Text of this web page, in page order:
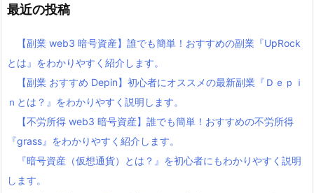
最近の投稿
【副業 web3 暗号資産】誰でも簡単！おすすめの副業『UpRock
とは』をわかりやすく紹介します。
【副業 おすすめ Depin】初心者にオススメの最新副業『Ｄｅｐｉ
ｎとは？』をわかりやすく説明します。
【不労所得 web3 暗号資産】誰でも簡単！おすすめの不労所得
『grass』をわかりやすく紹介します。
『暗号資産（仮想通貨）とは？』を初心者にもわかりやすく説明
します。